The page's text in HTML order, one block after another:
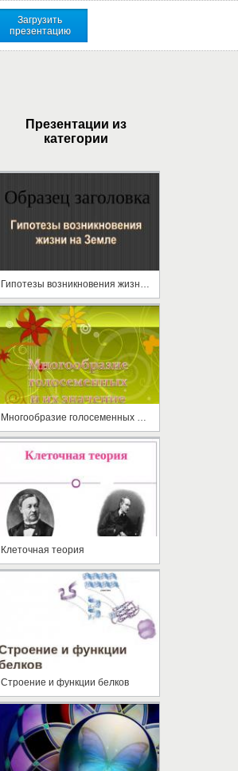
Загрузить
презентацию
Презентации из
категории
Гипотезы возникновения жизни на Земле
Клеточная теория
Строение и функции белков